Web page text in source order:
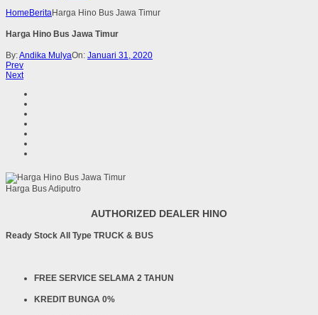
Home BeritaHarga Hino Bus Jawa Timur
Harga Hino Bus Jawa Timur
By:Andika MulyaOn: Januari 31, 2020
Prev
Next
Harga Bus Adiputro
AUTHORIZED DEALER HINO
Ready Stock All Type TRUCK & BUS
FREE SERVICE SELAMA 2 TAHUN
KREDIT BUNGA 0%